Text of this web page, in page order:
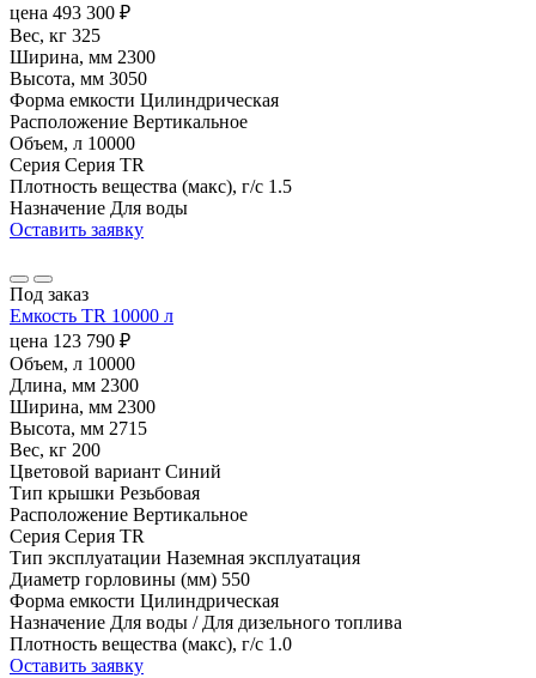
цена 493 300 ₽
Вес, кг 325
Ширина, мм 2300
Высота, мм 3050
Форма емкости Цилиндрическая
Расположение Вертикальное
Объем, л 10000
Серия Серия TR
Плотность вещества (макс), г/с 1.5
Назначение Для воды
Оставить заявку
Под заказ
Емкость TR 10000 л
цена 123 790 ₽
Объем, л 10000
Длина, мм 2300
Ширина, мм 2300
Высота, мм 2715
Вес, кг 200
Цветовой вариант Синий
Тип крышки Резьбовая
Расположение Вертикальное
Серия Серия TR
Тип эксплуатации Наземная эксплуатация
Диаметр горловины (мм) 550
Форма емкости Цилиндрическая
Назначение Для воды / Для дизельного топлива
Плотность вещества (макс), г/с 1.0
Оставить заявку